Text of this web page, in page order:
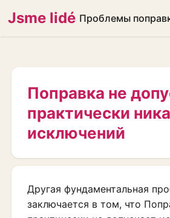
Jsme lidé Проблемы
Поправка не
практически
исключений
Другая фундаментальная
заключается в том, что